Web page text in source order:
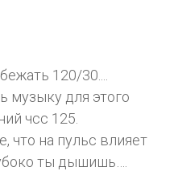
120/30....
музыку для этого
чсс 125.
что на пульс влияет
ты дышишь….